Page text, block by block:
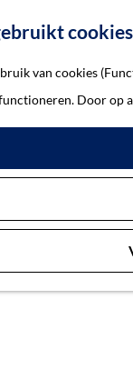
cookies
van cookies
Door op